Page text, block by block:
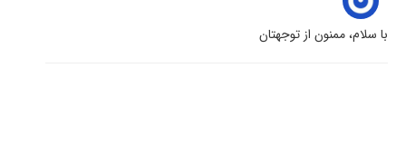
با سلام، ممنون از توجهتان